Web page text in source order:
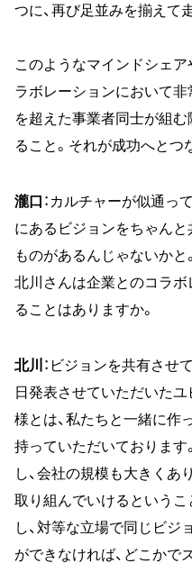
つに、再び足並みを揃えて
このようなマインドシェア
ラボレーションにおいて非
を超えた事業者同士が組む
ること。それが成功へとつ
瀧口 ：カルチャーが似通っ
にあるビジョンをちゃん
ものがあるんじゃないかと。
北川さんは企業とのコラ
ることはありますか。
北川
：ビジョンを共有させ
日発表させていただいたユ
様とは、私たちと一緒に作
持っていただいております
し、会社の規模も大きくあ
取り組んでいけるという
し、対等な立場で同じビジ
ができなければ、どこかで